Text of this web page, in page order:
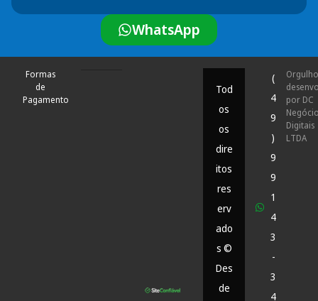
WhatsApp
Formas
de
Pagamento
Tod
os
os
dire
itos
res
erv
ado
s ©
Des
de
(
4
9
)
9
9
1
4
3
-
3
4
por DC
Digitais
LTDA